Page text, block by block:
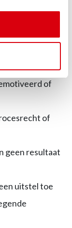
kan
of
of
geen resultaat
uitstel toe